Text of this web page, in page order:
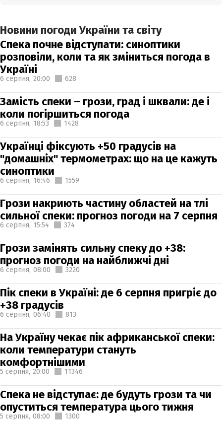
Новини погоди України та світу
Спека почне відступати: синоптики
розповіли, коли та як зміниться погода в
Україні
6 серпня, 20:00 628
Замість спеки – грози, град і шквали: де і
коли погіршиться погода
6 серпня, 18:53 1428
Українці фіксують +50 градусів на
"домашніх" термометрах: що на це кажуть
синоптики
6 серпня, 16:46 1559
Грози накриють частину областей на тлі
сильної спеки: прогноз погоди на 7 серпня
6 серпня, 15:54 374
Грози замінять сильну спеку до +38:
прогноз погоди на найближчі дні
6 серпня, 08:00 3220
Пік спеки в Україні: де 6 серпня пригріє до
+38 градусів
6 серпня, 06:40 813
На Україну чекає пік африканської спеки:
коли температури стануть
комфортнішими
5 серпня, 20:00 11346
Спека не відступає: де будуть грози та чи
опуститься температура цього тижня
5 серпня, 08:00 1300